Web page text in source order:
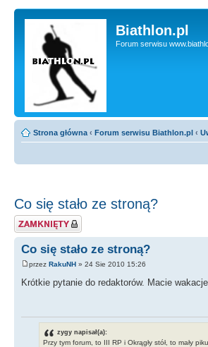
Biathlon.pl
Forum serwisu
Strona główna ‹ Forum serwisu Biathlon.pl ‹
Co się stało ze stroną?
Zablokowany temat
Co się stało ze stroną?
przez RakuNH » 24 Sie 2010 15:26
Krótkie pytanie do redaktorów. Macie
zygy napisał(a):
Przy tym forum, to III RP i Okrągły stół, to mały